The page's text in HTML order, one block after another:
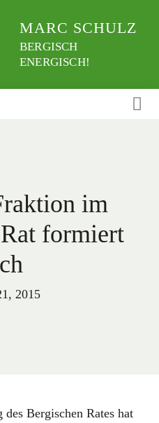
MARC SCHULZ
BERGISCH
ENERGISCH!
im
formiert
2015
Bergischen Rates hat